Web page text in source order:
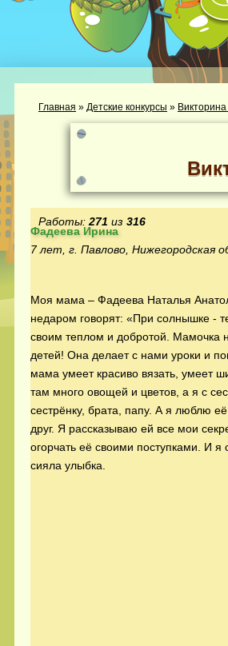
Главная » Детские конкурсы »
Работы: 271 из 316
Фадеева Ирина
7 лет, г. Павлово, Нижегородская
Моя мама – Фадеева Наталья
недаром говорят: «При солнышке -
своим теплом и добротой. Мамочка
детей! Она делает с нами уроки и
мама умеет красиво вязать, умеет
там много овощей и цветов, а я с
сестрёнку, брата, папу. А я люблю
друг. Я рассказываю ей все мои
огорчать её своими поступками. И
сияла улыбка.